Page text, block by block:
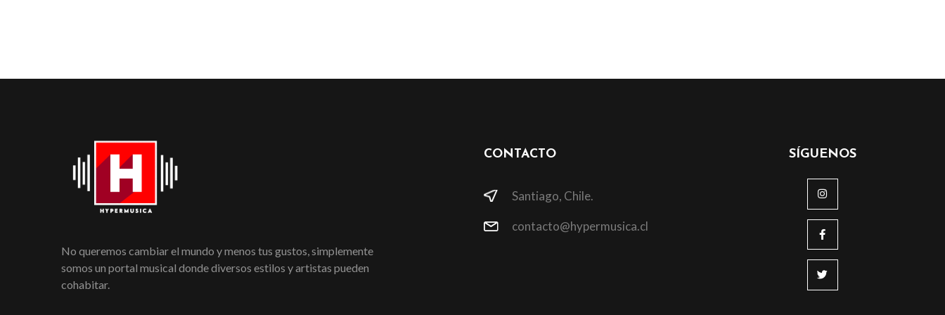
No queremos cambiar el mundo y menos tus gustos, simplemente
somos un portal musical donde diversos estilos y artistas pueden
cohabitar.
CONTACTO
Santiago, Chile.
contacto@hypermusica.cl
SÍGUENOS